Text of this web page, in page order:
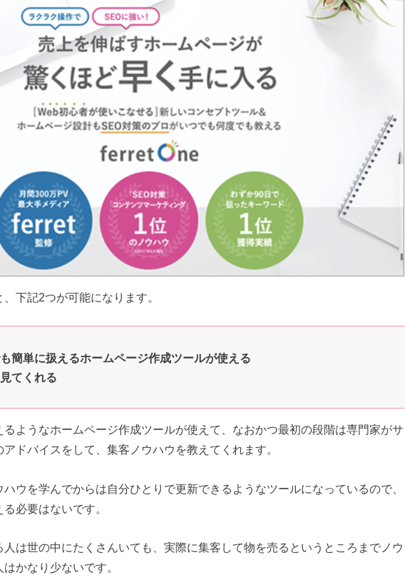
下記2つが可能になります。
簡単に扱えるホームページ作成ツールが使える
てくれる
ようなホームページ作成ツールが使えて、なおかつ最初の段階は専門家がサ
ドバイスをして、集客ノウハウを教えてくれます。
ウを学んでからは自分ひとりで更新できるようなツールになっているので、
必要はないです。
は世の中にたくさんいても、実際に集客して物を売るというところまでノウ
かなり少ないです。